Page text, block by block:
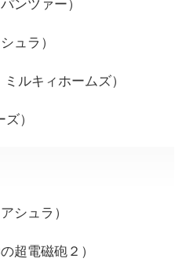
ンツァー）
ュラ）
ルキィホームズ）
）
シュラ）
超電磁砲２）